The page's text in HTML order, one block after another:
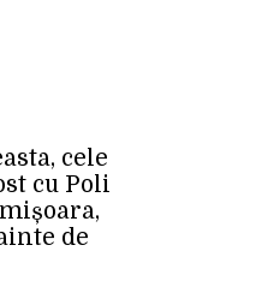
cele
cu Poli
de